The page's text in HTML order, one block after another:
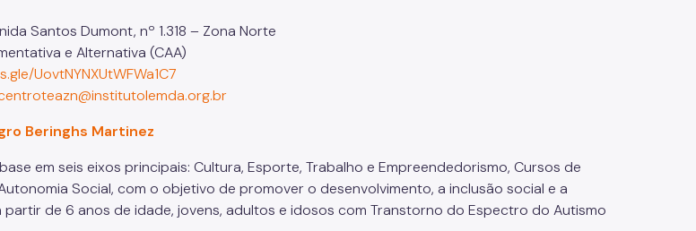
Santos Dumont, nº 1.318 – Zona Norte
e Alternativa (CAA)
UovtNYNXUtWFWa1C7
Beringhs Martinez
em seis eixos principais: Cultura, Esporte, Trabalho e Empreendedorismo, Cursos de
Social, com o objetivo de promover o desenvolvimento, a inclusão social e a
de 6 anos de idade, jovens, adultos e idosos com Transtorno do Espectro do Autismo